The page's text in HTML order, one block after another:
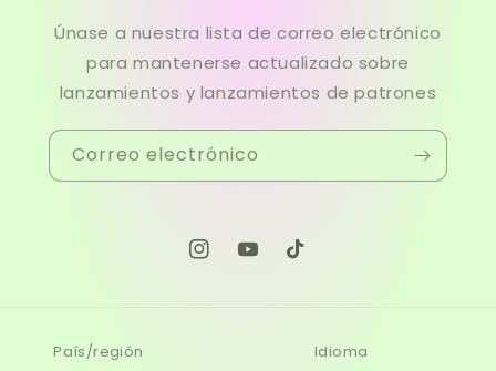
Únase a nuestra lista de correo electrónico
para mantenerse actualizado sobre
lanzamientos y lanzamientos de patrones
Correo electrónico
InstagramYouTubeTikTok
País/región Idioma